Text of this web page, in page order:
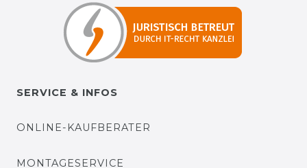
SERVICE & INFOS
ONLINE-KAUFBERATER
MONTAGESERVICE